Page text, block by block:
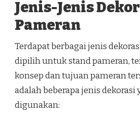
Jenis-Jenis
Pameran
Terdapat berbagai jenis
dipilih untuk stand pameran,
konsep dan tujuan pameran
adalah beberapa jenis
digunakan: